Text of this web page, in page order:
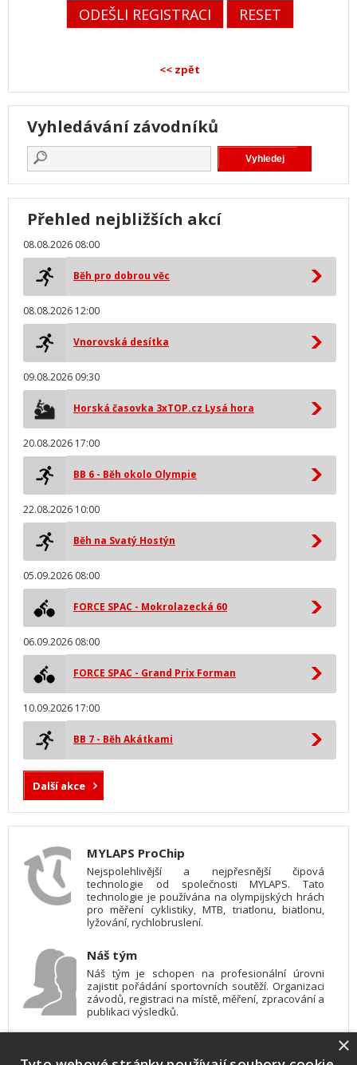
<< zpět
Vyhledávání závodníků
Přehled nejbližších akcí
08.08.2026 08:00
Běh pro dobrou věc
08.08.2026 12:00
Vnorovská desítka
09.08.2026 09:30
Horská časovka 3xTOP.cz Lysá hora
20.08.2026 17:00
BB 6 - Běh okolo Olympie
22.08.2026 10:00
Běh na Svatý Hostýn
05.09.2026 08:00
FORCE SPAC - Mokrolazecká 60
06.09.2026 08:00
FORCE SPAC - Grand Prix Forman
10.09.2026 17:00
BB 7 - Běh Akátkami
Další akce
MYLAPS ProChip
Nejspolehlivější a nejpřesnější čipová
technologie od společnosti MYLAPS. Tato
technologie je používána na olympijských hrách
pro měření cyklistiky, MTB, triatlonu, biatlonu,
lyžování, rychlobruslení.
Náš tým
Náš tým je schopen na profesionální úrovni
zajistit pořádání sportovních soutěží. Organizaci
závodů, registraci na místě, měření, zpracování a
publikaci výsledků.
×